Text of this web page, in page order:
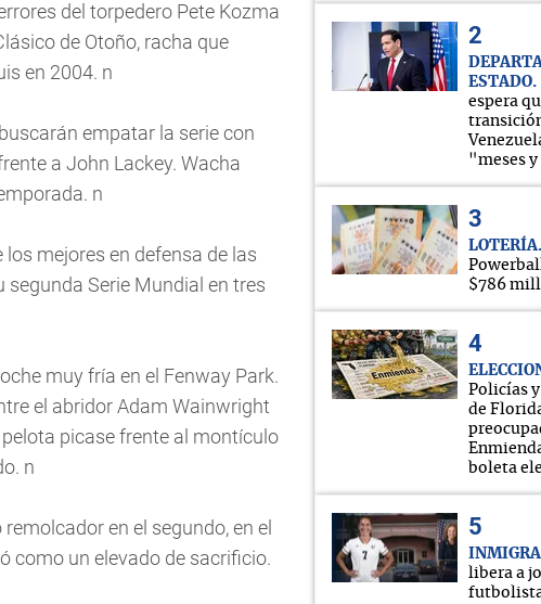
del torpedero Pete Kozma
de Otoño, racha que
en 2004. n
empatar la serie con
a John Lackey. Wacha
n
los mejores en defensa de las
Serie Mundial en tres
muy fría en el Fenway Park.
el abridor Adam Wainwright
picase frente al montículo
n
en el segundo, en el
como un elevado de sacrificio.
ESTADO
espera
"meses y
LOTERÍA
$786
Policías
de
boleta
libera a